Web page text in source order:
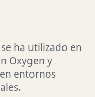
ha utilizado en
Oxygen y
entornos